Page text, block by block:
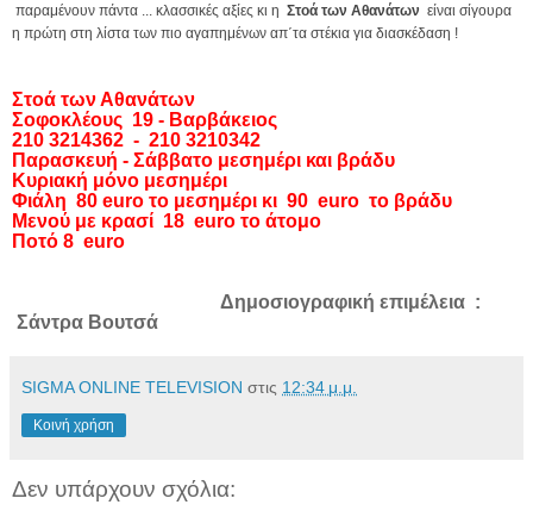
παραμένουν πάντα ... κλασσικές αξίες κι η Στοά των Αθανάτων είναι σίγουρα
η πρώτη στη λίστα των πιο αγαπημένων απ΄τα στέκια για διασκέδαση !
Στοά των Αθανάτων
Σοφοκλέους 19 - Βαρβάκειος
210 3214362 - 210 3210342
Παρασκευή - Σάββατο μεσημέρι και βράδυ
Κυριακή μόνο μεσημέρι
Φιάλη 80 euro το μεσημέρι κι 90 euro το βράδυ
Μενού με κρασί 18 euro το άτομο
Ποτό 8 euro
Δημοσιογραφική επιμέλεια :
Σάντρα Βουτσά
SIGMA ONLINE TELEVISION στις 12:34 μ.μ.
Κοινή χρήση
Δεν υπάρχουν σχόλια: